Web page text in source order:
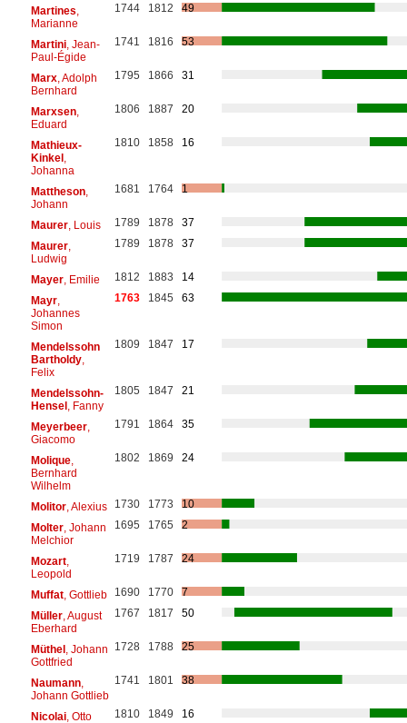
Martines
Marianne
1744 1812 49
Martini, Jean-
Paul-Égide
1741 1816 53
Marx, Adolph
Bernhard
1795 1866 31
Marxsen,
Eduard
1806 1887 20
Mathieux-
Kinkel,
Johanna
1810 1858 16
Mattheson,
Johann
1681 1764 1
Maurer, Louis 1789 1878
37
Maurer,
Ludwig
1789 1878 37
Mayer, Emilie 1812 1883
14
Mayr,
Johannes
Simon
1763 1845 63
Mendelssohn
Bartholdy,
Felix
1809 1847 17
Mendelssohn-
Hensel, Fanny
1805 1847 21
Meyerbeer,
Giacomo
1791 1864 35
Molique,
Bernhard
Wilhelm
1802 1869 24
Molitor, Alexius 1730 1773
10
Molter, Johann
Melchior
1695 1765 2
Mozart,
Leopold
1719 1787 24
Muffat, Gottlieb 1690 1770
7
Müller, August
Eberhard
1767 1817 50
Müthel, Johann
Gottfried
1728 1788 25
Naumann,
Johann Gottlieb
1741 1801 38
Nicolai, Otto 1810 1849 16